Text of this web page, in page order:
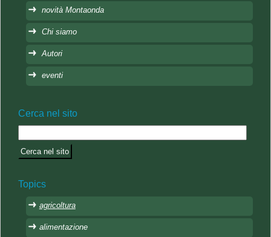
novità Montaonda
Chi siamo
Autori
eventi
Cerca nel sito
Topics
agricoltura
alimentazione